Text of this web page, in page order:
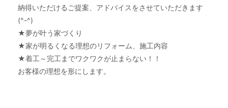
納得いただけるご提案、アドバイスをさせていただきます
(^-^)
★夢が叶う家づくり
★家が明るくなる理想のリフォーム、施工内容
★着工～完工までワクワクが止まらない！！
お客様の理想を形にします。